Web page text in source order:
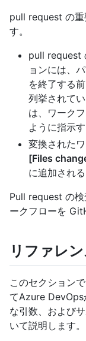
pull request の重
す。
pull request
ョンには、
を終了する
列挙されて
は、ワーク
ように指示
変換された
[Files
に追加され
Pull request の検
ークフローを
リファレン
このセクション
てAzure DevOps
な引数、および
いて説明します。